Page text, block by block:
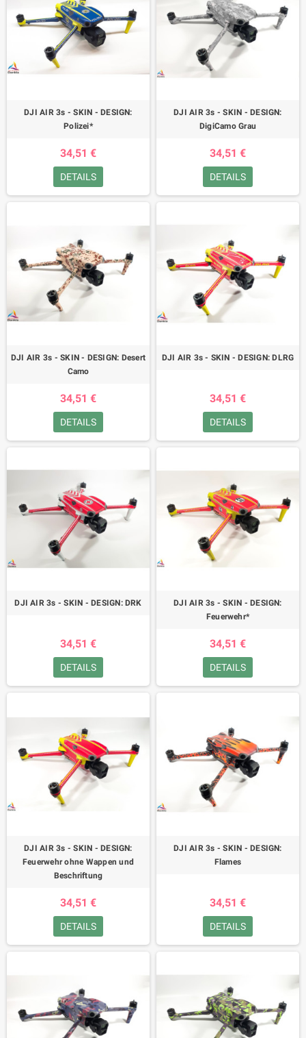
DJI AIR 3s - SKIN - DESIGN:
Polizei*
34,51 €
DETAILS
DJI AIR 3s - SKIN - DESIGN:
DigiCamo Grau
34,51 €
DETAILS
DJI AIR 3s - SKIN - DESIGN: Desert
Camo
34,51 €
DETAILS
DJI AIR 3s - SKIN - DESIGN: DLRG
34,51 €
DETAILS
DJI AIR 3s - SKIN - DESIGN: DRK
34,51 €
DETAILS
DJI AIR 3s - SKIN - DESIGN:
Feuerwehr*
34,51 €
DETAILS
DJI AIR 3s - SKIN - DESIGN:
Feuerwehr ohne Wappen und
Beschriftung
34,51 €
DETAILS
DJI AIR 3s - SKIN - DESIGN:
Flames
34,51 €
DETAILS